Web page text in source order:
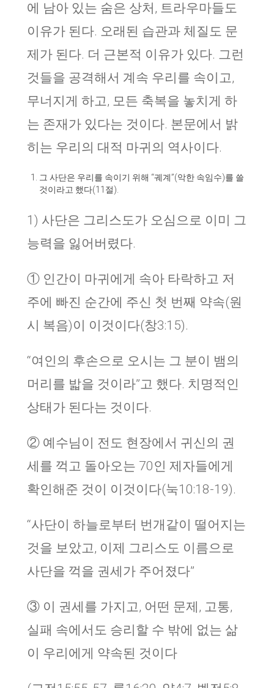
에 남아 있는 숨은 상처, 트라우마들도
이유가 된다. 오래된 습관과 체질도 문
제가 된다. 더 근본적 이유가 있다. 그런
것들을 공격해서 계속 우리를 속이고,
무너지게 하고, 모든 축복을 놓치게 하
는 존재가 있다는 것이다. 본문에서 밝
히는 우리의 대적 마귀의 역사이다.
그 사단은 우리를 속이기 위해 “궤계”(악한 속임수)를 쓸
것이라고 했다(11절).
1) 사단은 그리스도가 오심으로 이미 그
능력을 잃어버렸다.
① 인간이 마귀에게 속아 타락하고 저
주에 빠진 순간에 주신 첫 번째 약속(원
시 복음)이 이것이다(창3:15).
“여인의 후손으로 오시는 그 분이 뱀의
머리를 밟을 것이라”고 했다. 치명적인
상태가 된다는 것이다.
② 예수님이 전도 현장에서 귀신의 권
세를 꺽고 돌아오는 70인 제자들에게
확인해준 것이 이것이다(눅10:18-19).
“사단이 하늘로부터 번개같이 떨어지는
것을 보았고, 이제 그리스도 이름으로
사단을 꺽을 권세가 주어졌다”
③ 이 권세를 가지고, 어떤 문제, 고통,
실패 속에서도 승리할 수 밖에 없는 삶
이 우리에게 약속된 것이다